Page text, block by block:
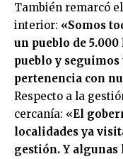
También remarcó
interior: «Somos
un pueblo de
pueblo y
pertenencia con
Respecto a la
cercanía: «El
localidades ya
gestión. Y algunas